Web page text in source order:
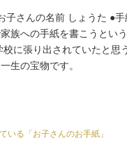
子さんの名前 しょうた ●
族への手紙を書こうとい
校に張り出されていたと思
生の宝物です。
いる「お子さんのお手紙」